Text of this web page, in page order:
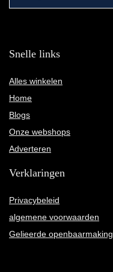
Snelle links
Alles winkelen
Home
Blogs
Onze webshops
Adverteren
Verklaringen
Privacybeleid
algemene voorwaarden
Gelieerde openbaarmaking